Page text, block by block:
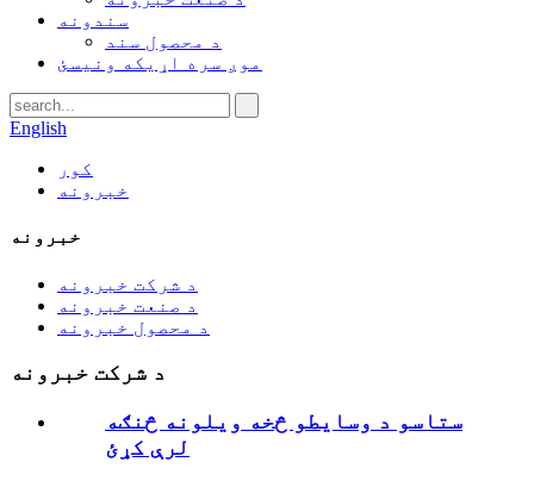
سندونه
د محصول سند
موږ سره اړیکه ونیسئ
English
کور
خبرونه
خبرونه
د شرکت خبرونه
د صنعت خبرونه
د محصول خبرونه
د شرکت خبرونه
ستاسو د وسایطو څخه ویلونه څنګه
لرې کړئ